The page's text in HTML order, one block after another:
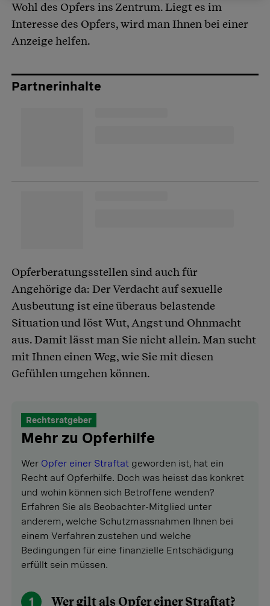
Wohl des Opfers ins Zentrum. Liegt es im
Interesse des Opfers, wird man Ihnen bei einer
Anzeige helfen.
Partnerinhalte
Opferberatungsstellen sind auch für
Angehörige da: Der Verdacht auf sexuelle
Ausbeutung ist eine überaus belastende
Situation und löst Wut, Angst und Ohnmacht
aus. Damit lässt man Sie nicht allein. Man sucht
mit Ihnen einen Weg, wie Sie mit diesen
Gefühlen umgehen können.
Rechtsratgeber
Mehr zu Opferhilfe
Wer Opfer einer Straftat geworden ist, hat ein
Recht auf Opferhilfe. Doch was heisst das konkret
und wohin können sich Betroffene wenden?
Erfahren Sie als Beobachter-Mitglied unter
anderem, welche Schutzmassnahmen Ihnen bei
einem Verfahren zustehen und welche
Bedingungen für eine finanzielle Entschädigung
erfüllt sein müssen.
1 Wer gilt als­ Opfer einer Straftat?